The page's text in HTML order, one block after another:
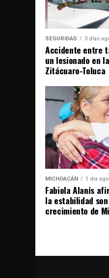
SEGURIDAD 3 días
Accidente entre
un lesionado en
Zitácuaro-Toluca
MICHOACÁN 1 día ago
Fabiola Alanís
la estabilidad
crecimiento de